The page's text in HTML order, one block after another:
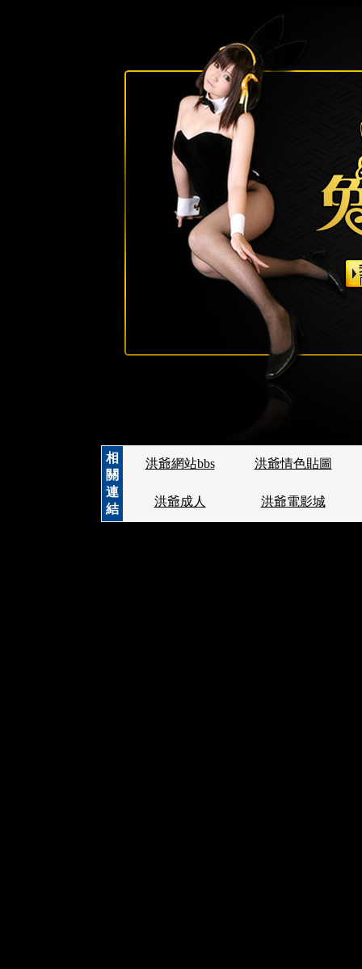
相
關
連
結
洪爺網站bbs 洪爺情色貼圖
洪爺成人 洪爺電影城